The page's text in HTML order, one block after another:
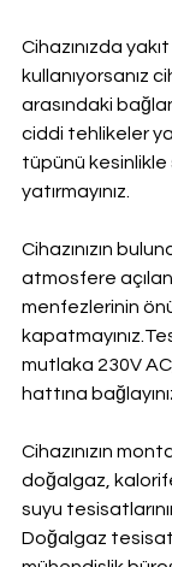
Cihazınızda
kullanıyorsanız
arasındaki
ciddi tehlikeler
tüpünü kesinlikle
yatırmayınız.
Cihazınızın
atmosfere
menfezlerinin
mutlaka 230V
hattına
Cihazınızın
doğalgaz,
suyu
Doğalgaz